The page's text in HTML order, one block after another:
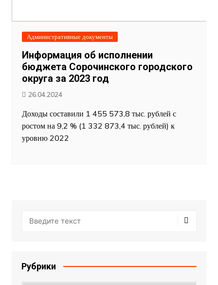
Административные документы
Информация об исполнении
бюджета Сорочинского городского
округа за 2023 год
26.04.2024
Доходы составили 1 455 573,8 тыс. рублей с
ростом на 9,2 % (1 332 873,4 тыс. рублей) к
уровню 2022
Рубрики